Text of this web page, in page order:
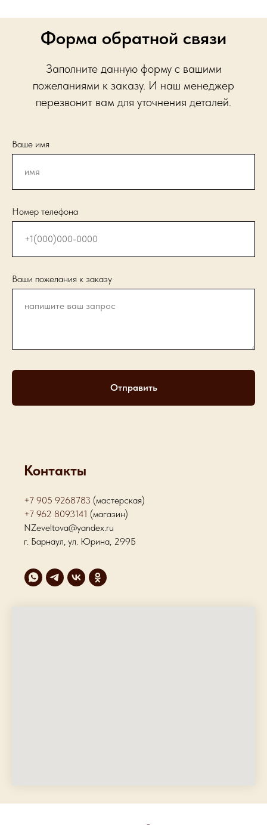
Форма обратной связи
Заполните данную форму с вашими
пожеланиями к заказу. И наш менеджер
перезвонит вам для уточнения деталей.
Ваше имя
Номер телефона
Ваши пожелания к заказу
Отправить
Контакты
+7 905 9268783 (мастерская)
+7 962 8093141 (магазин)
NZeveltova@yandex.ru
г. Барнаул, ул. Юрина, 299Б